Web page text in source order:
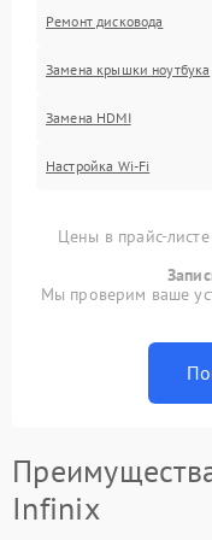
Ремонт дисковода
Замена крышки ноутбука
Замена HDMI
Настройка Wi-Fi
Цены в прайс-
Мы проверим ваше
Infinix